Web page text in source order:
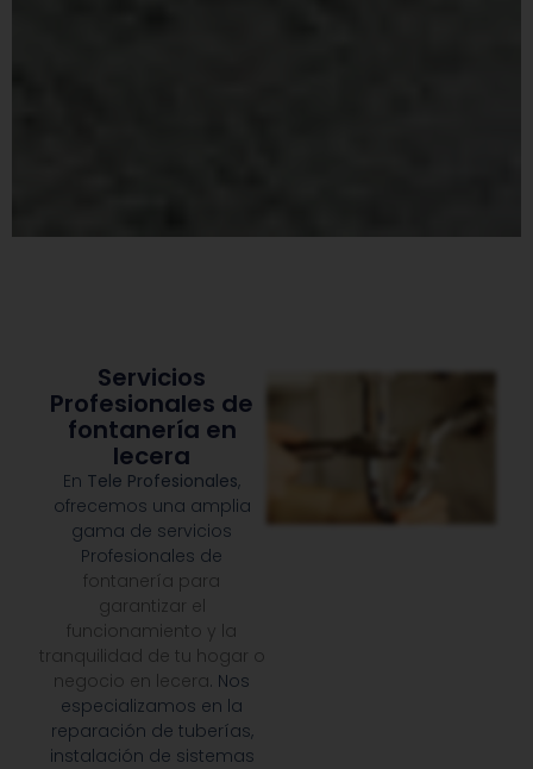
Servicios
Profesionales de
fontanería en
lecera
En Tele Profesionales,
ofrecemos una amplia
gama de servicios
Profesionales de
fontanería para
garantizar el
funcionamiento y la
tranquilidad de tu hogar o
negocio en lecera. Nos
especializamos en la
reparación de tuberías,
instalación de sistemas